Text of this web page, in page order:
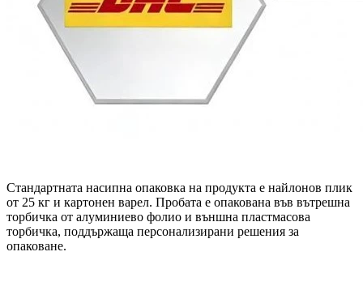
Стандартната насипна опаковка на продукта е найлонов плик
от 25 кг и картонен варел. Пробата е опакована във вътрешна
торбичка от алуминиево фолио и външна пластмасова
торбичка, поддържаща персонализирани решения за
опаковане.